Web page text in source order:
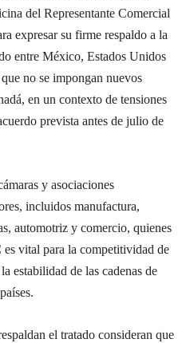
del Representante Comercial
expresar su firme respaldo a la
entre México, Estados Unidos
no se impongan nuevos
en un contexto de tensiones
prevista antes de julio de
y asociaciones
incluidos manufactura,
automotriz y comercio, quienes
vital para la competitividad de
estabilidad de las cadenas de
el tratado consideran que